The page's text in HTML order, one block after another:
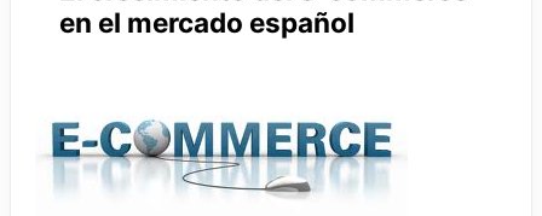
en el mercado español